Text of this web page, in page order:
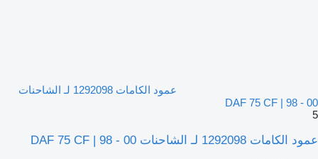
عمود الكامات 1292098 لـ الشاحنات
DAF 75 CF | 98 - 00
5
عمود الكامات 1292098 لـ الشاحنات DAF 75 CF | 98 - 00